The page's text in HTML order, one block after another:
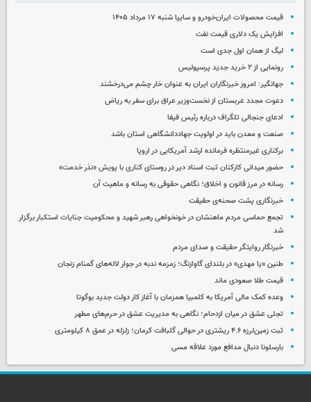
قیمت محصولات ایران‌خودرو و سایپا شنبه ۱۷ مرداد ۱۴۰۵
افزایش یک دلاری قیمت نفت
لیگ از همان اول جدی است
رونمایی از ۲ خرید جدید پرسپولیس
جهانگیر: امروز خبرنگاران ایران به عنوان خار چشم می‌درخشند
دعوت مجدد عربستان از نخست‌وزیر عراق برای سفر به ریاض
ادعای جنجالی تلگراف درباره رئیس فیفا
صنعت و معدن باید در اولویت جهاددانشگاهی استان باشد
برکناری غیرمنتظره فرمانده ارشد آمریکایی در اروپا
حضور میدانی کارکنان ثبت اسناد دیر در روستای کناری با پویش «نذر خدمت»
رسانه در مرز قانون و اخلاق؛ نگاهی حقوقی به رسانه و ماهیت آن
خبرنگاری پشت صحنه‌ی حقیقت
تجمع حماسی مردم ماهنشان در خونخواهی رهبر شهید و محکومیت جنایات استکبار برگزار
شد
خبرنگار روایتگر حقیقت و صدای مردم
طنین «یا مهدی» در بلندای گاوازنگ؛ زمزمه ندبه در جوار لاله‌های گمنام زنجان
قیمت طلا صعودی ماند
وعده کمک مالی آمریکا به کلمبیا همزمان با آغاز کار دولت جدید بوگوتا
تجلی عشق در میان ازدحام؛ نگاهی به مدیریت عشق در حرم‌های مطهر
ثبت زمین‌لرزه ۴.۶ ریشتری در حوالی گلبافت کرمان؛ زلزله در عمق ۸ کیلومتری
بارسلونا دنبال مدافع مورد علاقه مسی